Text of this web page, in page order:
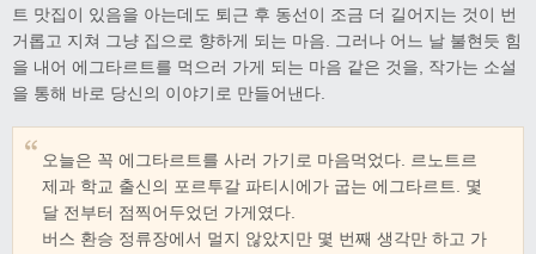
트 맛집이 있음을 아는데도 퇴근 후 동선이 조금 더 길어지는 것이 번
거롭고 지쳐 그냥 집으로 향하게 되는 마음. 그러나 어느 날 불현듯 힘
을 내어 에그타르트를 먹으러 가게 되는 마음 같은 것을, 작가는 소설
을 통해 바로 당신의 이야기로 만들어낸다.
오늘은 꼭 에그타르트를 사러 가기로 마음먹었다. 르노트르
제과 학교 출신의 포르투갈 파티시에가 굽는 에그타르트. 몇
달 전부터 점찍어두었던 가게였다.
버스 환승 정류장에서 멀지 않았지만 몇 번째 생각만 하고 가